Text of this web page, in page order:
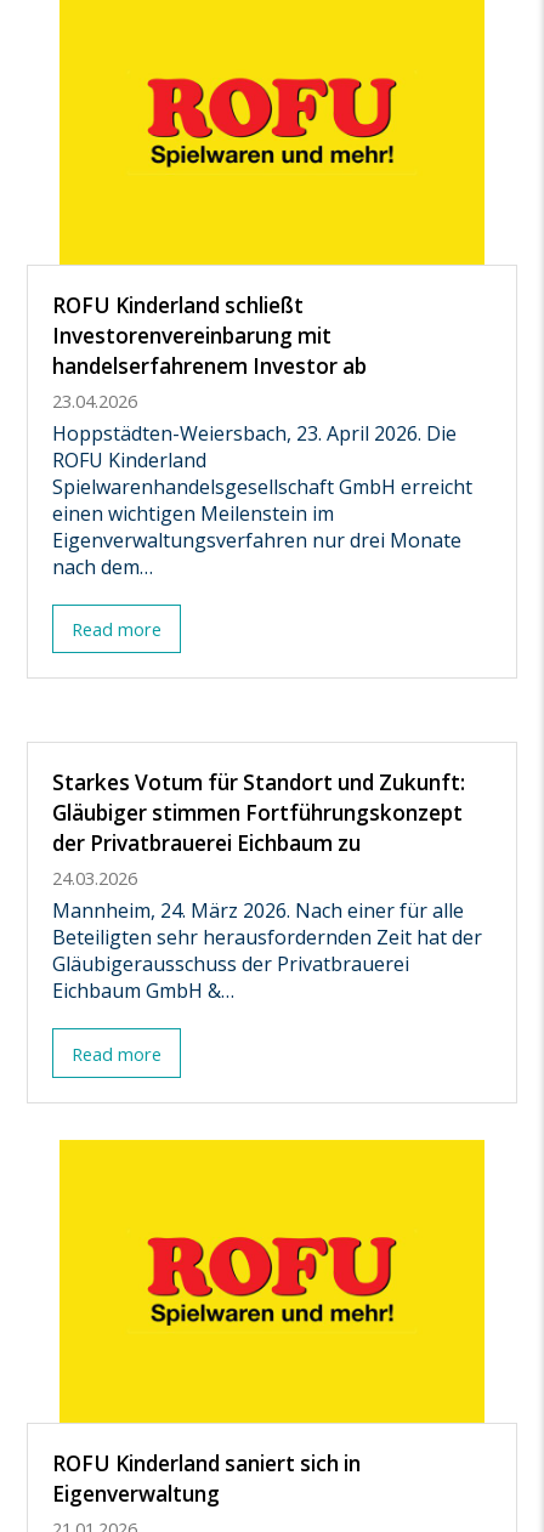
ROFU Kinderland schließt
Investorenvereinbarung mit
handelserfahrenem Investor ab
23.04.2026
Hoppstädten-Weiersbach, 23. April 2026. Die
ROFU Kinderland
Spielwarenhandelsgesellschaft GmbH erreicht
einen wichtigen Meilenstein im
Eigenverwaltungsverfahren nur drei Monate
nach dem…
Read more
Starkes Votum für Standort und Zukunft:
Gläubiger stimmen Fortführungskonzept
der Privatbrauerei Eichbaum zu
24.03.2026
Mannheim, 24. März 2026. Nach einer für alle
Beteiligten sehr herausfordernden Zeit hat der
Gläubigerausschuss der Privatbrauerei
Eichbaum GmbH &…
Read more
ROFU Kinderland saniert sich in
Eigenverwaltung